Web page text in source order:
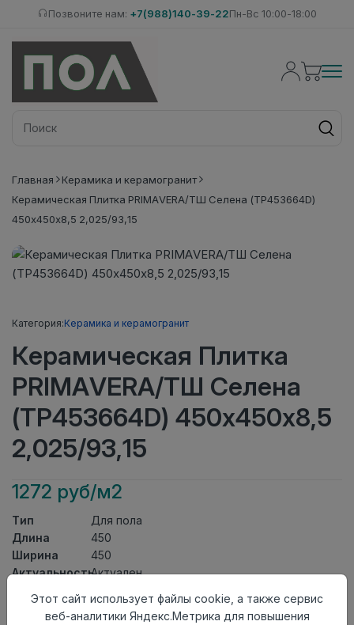
Позвоните нам: +7(988)140-39-22Пн-Вс 10:00-18:00
Главная
Керамика и керамогранит
Керамическая Плитка PRIMAVERA/ТШ Селена (ТР453664D)
450х450х8,5 2,025/93,15
Категория:Керамика и керамогранит
Керамическая Плитка
PRIMAVERA/ТШ Селена
(ТР453664D) 450х450х8,5
2,025/93,15
1272 руб/м2
Тип
Для пола
Длина
450
Ширина
450
АктуальностьАктуален
группа
Керамическая Плитка
Этот сайт использует файлы cookie, а также сервис
веб-аналитики Яндекс.Метрика для повышения